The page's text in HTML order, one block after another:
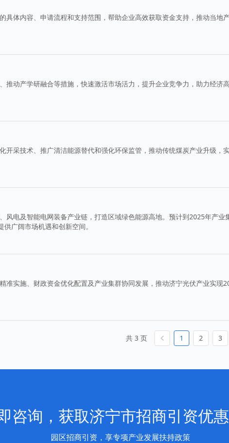
具体内容、申请流程和支持范围，帮助企业高效获取资金支持，推动当地
推动产学研融合等措施，快速激活市场活力，提升企业竞争力，助力经济
开采技术、推广清洁能源替代和强化环保监管，推动传统煤炭产业升级，
风电及智能电网装备产业链，打造区域绿色能源高地。预计到2025年产业
广阔市场机遇和创新空间。
准实施、财政资金优化配置及产业集群协同发展，推动济宁光伏产业实现
共 3 页 1 2 3
咨询，获取济宁市招商引资优
园区招商引资，享专项产业发展扶持政策